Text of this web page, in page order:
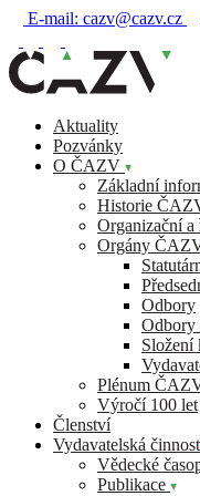
E-mail: cazv@cazv.cz
Aktuality
Pozvánky
O ČAZV
Základní
Historie
Organizační a
Orgány
Odbory
Odbory
Složení
Plénum
Výročí 100 let
Členství
Vydavatelská činnost
Vědecké
Publikace